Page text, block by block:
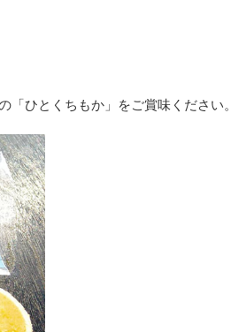
ひとくちもか」をご賞味ください。